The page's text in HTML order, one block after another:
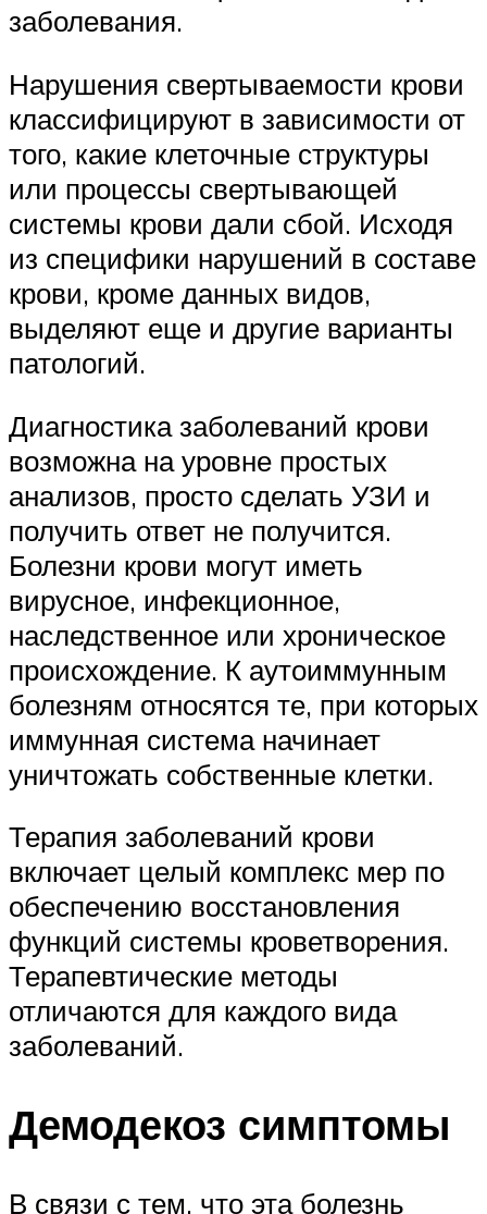
заболевания.
Нарушения свертываемости крови
классифицируют в зависимости от
того, какие клеточные структуры
или процессы свертывающей
системы крови дали сбой. Исходя
из специфики нарушений в составе
крови, кроме данных видов,
выделяют еще и другие варианты
патологий.
Диагностика заболеваний крови
возможна на уровне простых
анализов, просто сделать УЗИ и
получить ответ не получится.
Болезни крови могут иметь
вирусное, инфекционное,
наследственное или хроническое
происхождение. К аутоиммунным
болезням относятся те, при которых
иммунная система начинает
уничтожать собственные клетки.
Терапия заболеваний крови
включает целый комплекс мер по
обеспечению восстановления
функций системы кроветворения.
Терапевтические методы
отличаются для каждого вида
заболеваний.
Демодекоз симптомы
В связи с тем, что эта болезнь